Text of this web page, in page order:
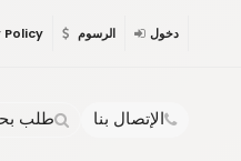
Policy الرسوم دخول
الإتصال بنا طلب